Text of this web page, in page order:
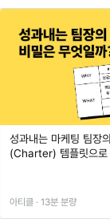
성과내는 마케팅 팀장
(Charter) 템플릿으로
아티클 · 13분 분량